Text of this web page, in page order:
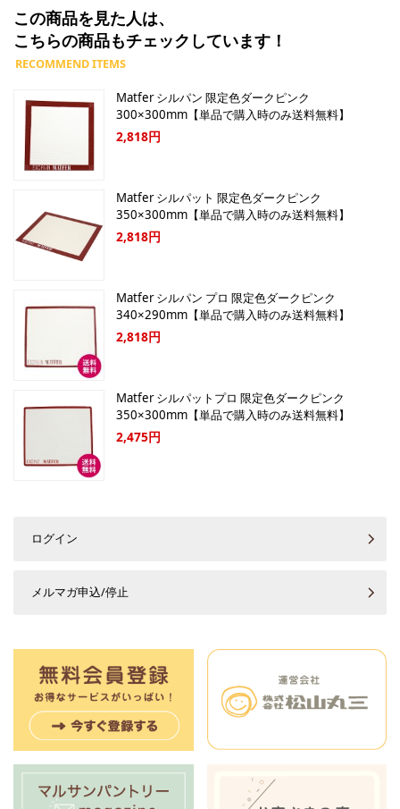
この商品を見た人は、
こちらの商品もチェックしています！
Matfer シルパン 限定色ダークピンク
300×300mm【単品で購入時のみ送料無料】
2,818円
Matfer シルパット 限定色ダークピンク
350×300mm【単品で購入時のみ送料無料】
2,818円
Matfer シルパン プロ 限定色ダークピンク
340×290mm【単品で購入時のみ送料無料】
2,818円
Matfer シルパットプロ 限定色ダークピンク
350×300mm【単品で購入時のみ送料無料】
2,475円
ログイン
メルマガ申込/停止